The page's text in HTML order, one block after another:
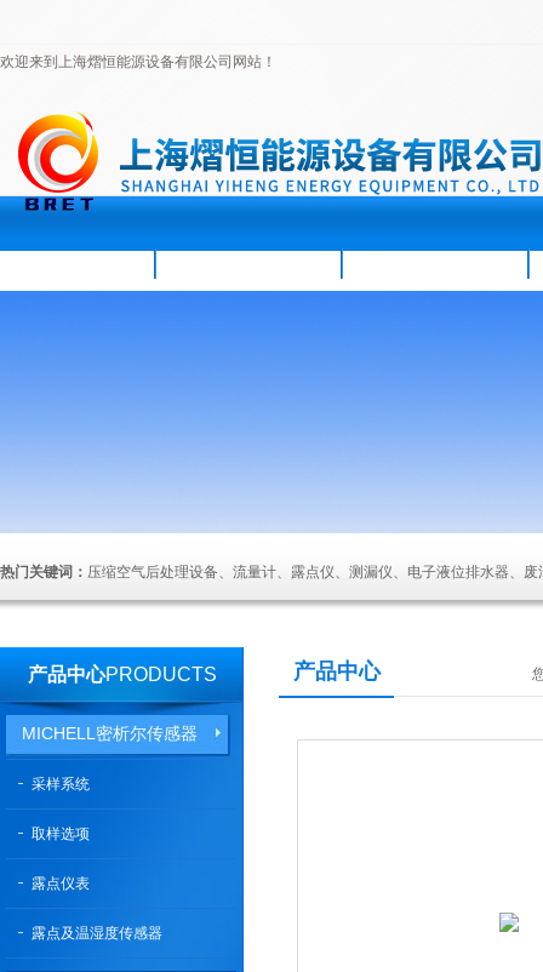
欢迎来到上海熠恒能源设备有限公司网站！
热门关键词： 压缩空气后处理设备、流量计、露点仪、测漏仪、电子液位排水器、
产品中心PRODUCTS
MICHELL密析尔传感器
采样系统
取样选项
露点仪表
露点及温湿度传感器
产品中心